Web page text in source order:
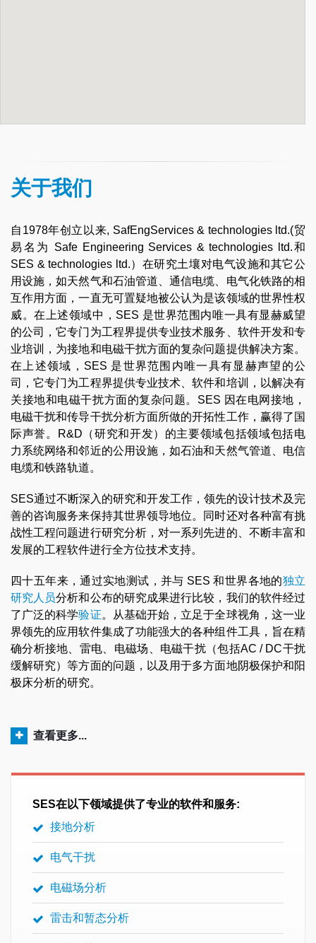
关于我们
自1978年创立以来, SafEngServices & technologies ltd.(贸
易名为 Safe Engineering Services & technologies ltd.和
SES & technologies ltd.）在研究土壤对电气设施和其它公
用设施，如天然气和石油管道、通信电缆、电气化铁路的相
互作用方面，一直无可置疑地被公认为是该领域的世界性权
威。在上述领域中，SES 是世界范围内唯一具有显赫威望
的公司，它专门为工程界提供专业技术服务、软件开发和专
业培训，为接地和电磁干扰方面的复杂问题提供解决方案。
在上述领域，SES 是世界范围内唯一具有显赫声望的公
司，它专门为工程界提供专业技术、软件和培训，以解决有
关接地和电磁干扰方面的复杂问题。SES 因在电网接地，
电磁干扰和传导干扰分析方面所做的开拓性工作，赢得了国
际声誉。R&D（研究和开发）的主要领域包括领域包括电
力系统网络和邻近的公用设施，如石油和天然气管道、电信
电缆和铁路轨道。
SES通过不断深入的研究和开发工作，领先的设计技术及完
善的咨询服务来保持其世界领导地位。同时还对各种富有挑
战性工程问题进行研究分析，对一系列先进的、不断丰富和
发展的工程软件进行全方位技术支持。
四十五年来，通过实地测试，并与 SES 和世界各地的独立
研究人员分析和公布的研究成果进行比较，我们的软件经过
了广泛的科学验证。从基础开始，立足于全球视角，这一业
界领先的应用软件集成了功能强大的各种组件工具，旨在精
确分析接地、雷电、电磁场、电磁干扰（包括AC / DC干扰
缓解研究）等方面的问题，以及用于多方面地阴极保护和阳
极床分析的研究。
查看更多...
SES在以下领域提供了专业的软件和服务:
接地分析
电气干扰
电磁场分析
雷击和暂态分析